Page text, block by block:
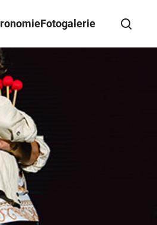
Fotogalerie
Wegbeschreibung erhalten